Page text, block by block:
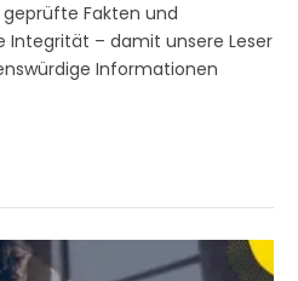
Fakten und
Integrität – damit unsere Leser
Informationen